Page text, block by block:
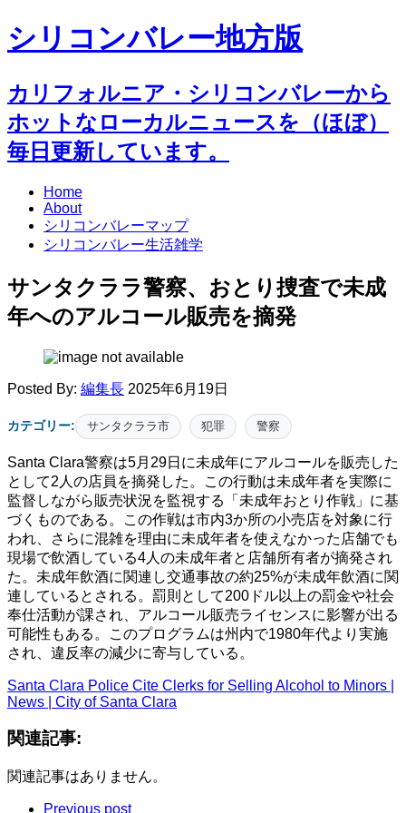
シリコンバレー地方版
カリフォルニア・シリコンバレーから
ホットなローカルニュースを（ほぼ）
毎日更新しています。
Home
About
シリコンバレーマップ
シリコンバレー生活雑学
サンタクララ警察、おとり捜査で未成
年へのアルコール販売を摘発
Posted By: 編集長 2025年6月19日
カテゴリー: サンタクララ市 犯罪 警察
Santa Clara警察は5月29日に未成年にアルコールを販売した
として2人の店員を摘発した。この行動は未成年者を実際に
監督しながら販売状況を監視する「未成年おとり作戦」に基
づくものである。この作戦は市内3か所の小売店を対象に行
われ、さらに混雑を理由に未成年者を使えなかった店舗でも
現場で飲酒している4人の未成年者と店舗所有者が摘発され
た。未成年飲酒に関連し交通事故の約25%が未成年飲酒に関
連しているとされる。罰則として200ドル以上の罰金や社会
奉仕活動が課され、アルコール販売ライセンスに影響が出る
可能性もある。このプログラムは州内で1980年代より実施
され、違反率の減少に寄与している。
Santa Clara Police Cite Clerks for Selling Alcohol to Minors |
News | City of Santa Clara
関連記事:
関連記事はありません。
Previous post